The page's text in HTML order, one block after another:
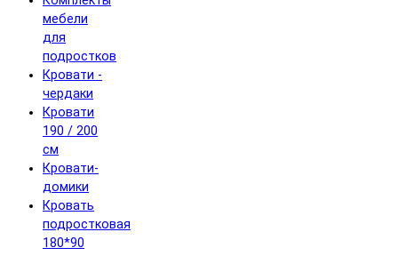
мебели
для
подростков
Кровати -
чердаки
Кровати
190 / 200
см
Кровати-
домики
Кровать
подростковая
180*90